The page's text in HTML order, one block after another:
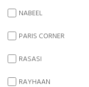
NABEEL
PARIS CORNER
RASASI
RAYHAAN